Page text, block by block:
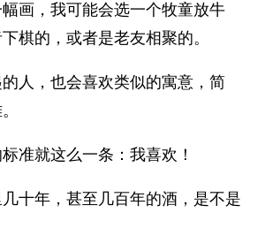
画，我可能会选一个牧童放牛
棋的，或者是老友相聚的。
人，也会喜欢类似的寓意，简
准就这么一条：我喜欢！
十年，甚至几百年的酒，是不是